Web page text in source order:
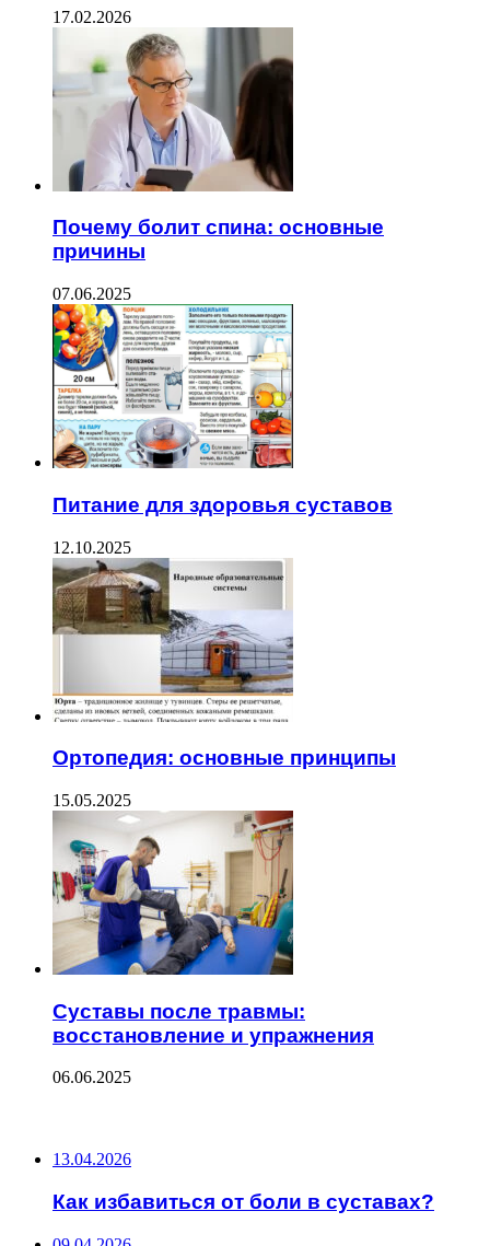
17.02.2026
Почему болит спина: основные
причины
07.06.2025
Питание для здоровья суставов
12.10.2025
Ортопедия: основные принципы
15.05.2025
Суставы после травмы:
восстановление и упражнения
06.06.2025
13.04.2026
Как избавиться от боли в суставах?